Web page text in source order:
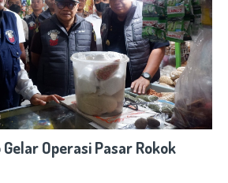
Operasi Pasar Rokok